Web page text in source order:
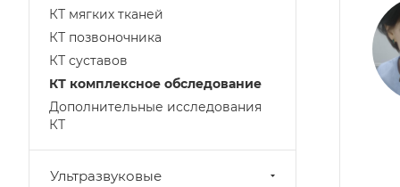
КТ мягких тканей
КТ позвоночника
КТ суставов
КТ комплексное обследование
Дополнительные исследования
КТ
Ультразвуковые